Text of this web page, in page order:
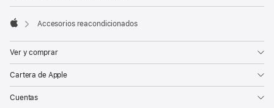
Accesorios reacondicionados
Ver y comprar
Cartera de Apple
Cuentas